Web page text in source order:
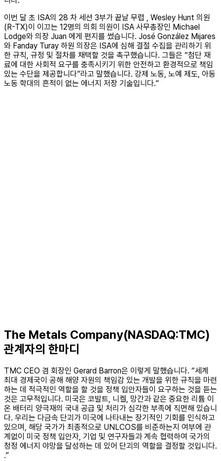
이번 달 초 ISA의 28 차 세션 3부가 끝날 무렵 , Wesley Hunt 의원
(R-TX)이 이끄는 12명의 의회 의원이 ISA 사무총장인 Michael
Lodge와 의장 Juan 에게 편지를 썼습니다. José González Mijares
와 Fanday Turay 하원 의장은 ISA에 심해 결절 수집을 관리하기 위
한 규칙, 규정 및 절차를 채택할 것을 촉구했습니다. 그들은 “첨단 재
료에 대한 사회적 요구를 충족시키기 위한 안전하고 환경적으로 책임
있는 수단을 제공합니다”라고 말했습니다. 강제 노동, 노예 제도, 아동
노동 학대의 흔적이 없는 에너지 저장 기술입니다.”
The Metals Company(NASDAQ:TMC)
관계자의 한마디
TMC CEO 겸 회장인 Gerard Barron은 이렇게 말했습니다. “세계
최대 경제국이 공해 해양 자원의 책임감 있는 개발을 위한 규칙을 마련
하는 데 적극적인 역할을 할 것을 정책 입안자들이 요구하는 것을 듣는
것은 고무적입니다. 미국은 코발트, 니켈, 망간과 같은 중요한 리튬 이
온 배터리 양극재의 국내 공급 및 처리가 심각한 부족에 직면해 있습니
다. 우리는 다금속 단괴가 미국에 나타내는 장기적인 기회를 인식하고
있으며, 해당 국가가 최종적으로 UNLCOS를 비준하는지 여부에 관
계없이 미국 정책 입안자, 기업 및 연구자들과 계속 협력하여 국가의
청정 에너지 야망을 달성하는 데 있어 단괴의 역할을 결정할 것입니다.
.”